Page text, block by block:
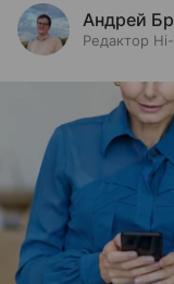
Андрей
Редактор